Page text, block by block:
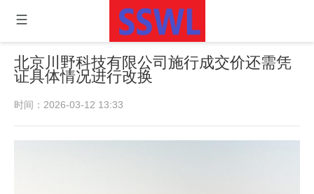
北京川野科技有限公司施行成交价还需凭
证具体情况进行改换
时间：2026-03-12 13:33